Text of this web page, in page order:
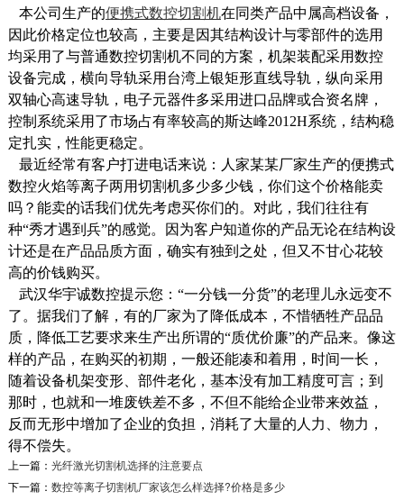
本公司生产的便携式数控切割机在同类产品中属高档设备，
因此价格定位也较高，主要是因其结构设计与零部件的选用
均采用了与普通数控切割机不同的方案，机架装配采用数控
设备完成，横向导轨采用台湾上银矩形直线导轨，纵向采用
双轴心高速导轨，电子元器件多采用进口品牌或合资名牌，
控制系统采用了市场占有率较高的斯达峰2012H系统，结构稳
定扎实，性能更稳定。
最近经常有客户打进电话来说：人家某某厂家生产的便携式
数控火焰等离子两用切割机多少多少钱，你们这个价格能卖
吗？能卖的话我们优先考虑买你们的。对此，我们往往有
种“秀才遇到兵”的感觉。因为客户知道你的产品无论在结构设
计还是在产品品质方面，确实有独到之处，但又不甘心花较
高的价钱购买。
武汉华宇诚数控提示您：“一分钱一分货”的老理儿永远变不
了。据我们了解，有的厂家为了降低成本，不惜牺牲产品品
质，降低工艺要求来生产出所谓的“质优价廉”的产品来。像这
样的产品，在购买的初期，一般还能凑和着用，时间一长，
随着设备机架变形、部件老化，基本没有加工精度可言；到
那时，也就和一堆废铁差不多，不但不能给企业带来效益，
反而无形中增加了企业的负担，消耗了大量的人力、物力，
得不偿失。
上一篇： 光纤激光切割机选择的注意要点
下一篇： 数控等离子切割机厂家该怎么样选择?价格是多少
1500w手持激光焊接机
手持持式激光焊接机，采光纤激光器，配置自主
的设备，具有...
2021-10-04